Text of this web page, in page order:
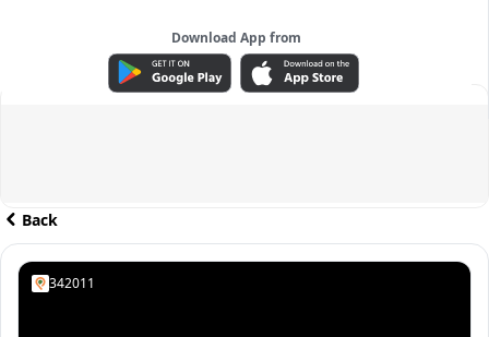
Download App from
ADVERTISEMENT
Back
342011